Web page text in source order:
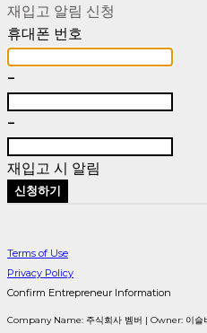
재입고 알림 신청
휴대폰 번호
-
-
재입고 시 알림
신청하기
Terms of Use
Privacy Policy
Confirm Entrepreneur Information
Company Name: 주식회사 벰버 | Owner: 이